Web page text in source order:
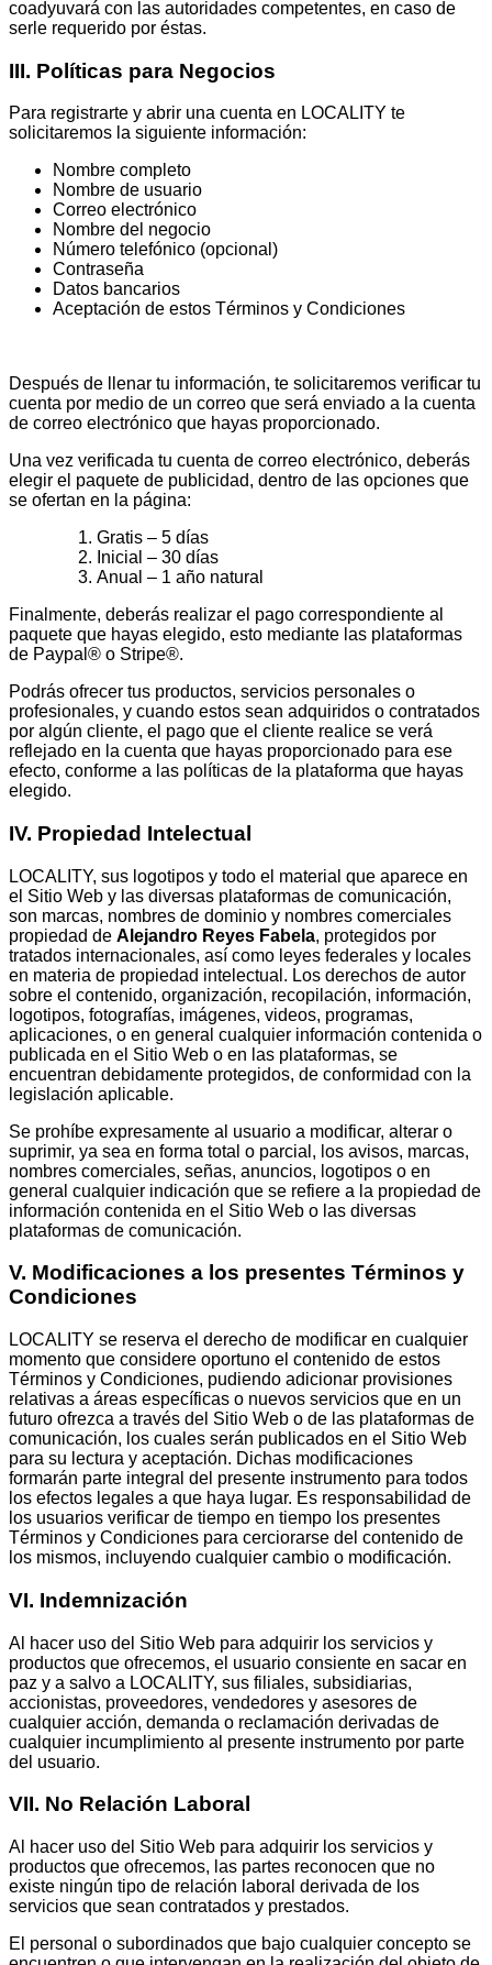
coadyuvará con las autoridades competentes, en caso de
serle requerido por éstas.
III. Políticas para Negocios
Para registrarte y abrir una cuenta en LOCALITY te
solicitaremos la siguiente información:
Nombre completo
Nombre de usuario
Correo electrónico
Nombre del negocio
Número telefónico (opcional)
Contraseña
Datos bancarios
Aceptación de estos Términos y Condiciones
Después de llenar tu información, te solicitaremos verificar tu
cuenta por medio de un correo que será enviado a la cuenta
de correo electrónico que hayas proporcionado.
Una vez verificada tu cuenta de correo electrónico, deberás
elegir el paquete de publicidad, dentro de las opciones que
se ofertan en la página:
Gratis – 5 días
Inicial – 30 días
Anual – 1 año natural
Finalmente, deberás realizar el pago correspondiente al
paquete que hayas elegido, esto mediante las plataformas
de Paypal® o Stripe®.
Podrás ofrecer tus productos, servicios personales o
profesionales, y cuando estos sean adquiridos o contratados
por algún cliente, el pago que el cliente realice se verá
reflejado en la cuenta que hayas proporcionado para ese
efecto, conforme a las políticas de la plataforma que hayas
elegido.
IV. Propiedad Intelectual
LOCALITY, sus logotipos y todo el material que aparece en
el Sitio Web y las diversas plataformas de comunicación,
son marcas, nombres de dominio y nombres comerciales
propiedad de Alejandro Reyes Fabela, protegidos por
tratados internacionales, así como leyes federales y locales
en materia de propiedad intelectual. Los derechos de autor
sobre el contenido, organización, recopilación, información,
logotipos, fotografías, imágenes, videos, programas,
aplicaciones, o en general cualquier información contenida o
publicada en el Sitio Web o en las plataformas, se
encuentran debidamente protegidos, de conformidad con la
legislación aplicable.
Se prohíbe expresamente al usuario a modificar, alterar o
suprimir, ya sea en forma total o parcial, los avisos, marcas,
nombres comerciales, señas, anuncios, logotipos o en
general cualquier indicación que se refiere a la propiedad de
información contenida en el Sitio Web o las diversas
plataformas de comunicación.
V. Modificaciones a los presentes Términos y
Condiciones
LOCALITY se reserva el derecho de modificar en cualquier
momento que considere oportuno el contenido de estos
Términos y Condiciones, pudiendo adicionar provisiones
relativas a áreas específicas o nuevos servicios que en un
futuro ofrezca a través del Sitio Web o de las plataformas de
comunicación, los cuales serán publicados en el Sitio Web
para su lectura y aceptación. Dichas modificaciones
formarán parte integral del presente instrumento para todos
los efectos legales a que haya lugar. Es responsabilidad de
los usuarios verificar de tiempo en tiempo los presentes
Términos y Condiciones para cerciorarse del contenido de
los mismos, incluyendo cualquier cambio o modificación.
VI. Indemnización
Al hacer uso del Sitio Web para adquirir los servicios y
productos que ofrecemos, el usuario consiente en sacar en
paz y a salvo a LOCALITY, sus filiales, subsidiarias,
accionistas, proveedores, vendedores y asesores de
cualquier acción, demanda o reclamación derivadas de
cualquier incumplimiento al presente instrumento por parte
del usuario.
VII. No Relación Laboral
Al hacer uso del Sitio Web para adquirir los servicios y
productos que ofrecemos, las partes reconocen que no
existe ningún tipo de relación laboral derivada de los
servicios que sean contratados y prestados.
El personal o subordinados que bajo cualquier concepto se